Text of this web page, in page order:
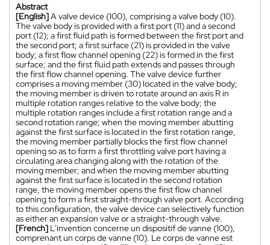
Abstract
[English]A valve device (100), comprising a valve body (10).
The valve body is provided with a first port (11) and a second
port (12); a first fluid path is formed between the first port and
the second port; a first surface (21) is provided in the valve
body; a first flow channel opening (22) is formed in the first
surface; and the first fluid path extends and passes through
the first flow channel opening. The valve device further
comprises a moving member (30) located in the valve body;
the moving member is driven to rotate around an axis R in
multiple rotation ranges relative to the valve body; the
multiple rotation ranges include a first rotation range and a
second rotation range; when the moving member abutting
against the first surface is located in the first rotation range,
the moving member partially blocks the first flow channel
opening so as to form a first throttling valve port having a
circulating area changing along with the rotation of the
moving member; and when the moving member abutting
against the first surface is located in the second rotation
range, the moving member opens the first flow channel
opening to form a first straight-through valve port. According
to this configuration, the valve device can selectively function
as either an expansion valve or a straight-through valve.
[French] L'invention concerne un dispositif de vanne (100),
comprenant un corps de vanne (10). Le corps de vanne est